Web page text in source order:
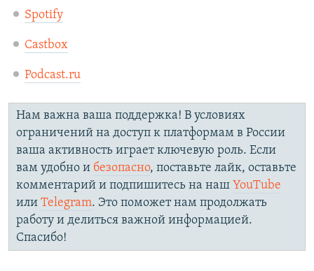
Spotify
Castbox
Podcast.ru
Нам важна ваша поддержка! В условиях
ограничений на доступ к платформам в России
ваша активность играет ключевую роль. Если
вам удобно и безопасно, поставьте лайк, оставьте
комментарий и подпишитесь на наш YouTube
или Telegram. Это поможет нам продолжать
работу и делиться важной информацией.
Спасибо!